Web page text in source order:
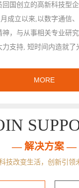
回国创立的高新科技型
成立以来,以数字通信
神，与从事相关专业研
力支持, 短时间内造就
MORE
— 解决方案 —
技改变生活，创新引领